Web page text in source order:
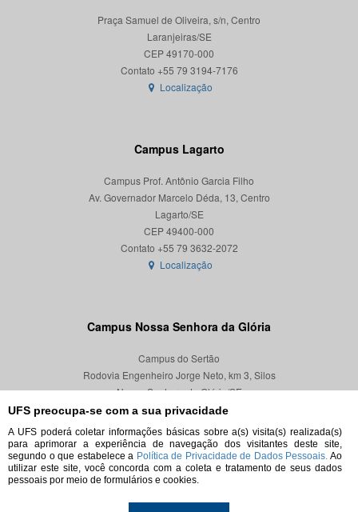
UFS preocupa-se com a sua privacidade
A UFS poderá coletar informações básicas sobre a(s) visita(s) realizada(s)
para aprimorar a experiência de navegação dos visitantes deste site,
segundo o que estabelece a Política de Privacidade de Dados Pessoais. Ao
utilizar este site, você concorda com a coleta e tratamento de seus dados
pessoais por meio de formulários e cookies.
Praça Samuel de Oliveira, s/n, Centro
Laranjeiras/SE
CEP 49170-000
Localização
Campus Lagarto
Campus Prof. Antônio Garcia Filho
Av. Governador Marcelo Déda, 13, Centro
Lagarto/SE
CEP 49400-000
Localização
Campus Nossa Senhora da Glória
Campus do Sertão
Rodovia Engenheiro Jorge Neto, km 3, Silos
Nossa Senhora da Glória/SE
CEP 49680-000
Localização